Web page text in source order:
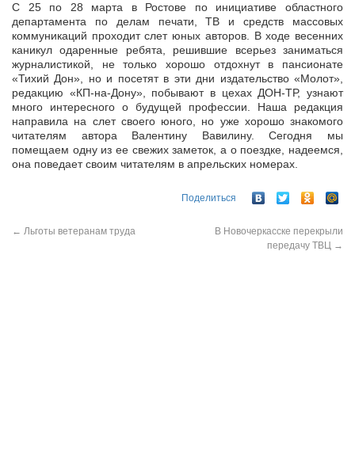
С 25 по 28 марта в Ростове по инициативе областного
департамента по делам печати, ТВ и средств массовых
коммуникаций проходит слет юных авторов. В ходе весенних
каникул одаренные ребята, решившие всерьез заниматься
журналистикой, не только хорошо отдохнут в пансионате
«Тихий Дон», но и посетят в эти дни издательство «Молот»,
редакцию «КП-на-Дону», побывают в цехах ДОН-ТР, узнают
много интересного о будущей профессии. Наша редакция
направила на слет своего юного, но уже хорошо знакомого
читателям автора Валентину Вавилину. Сегодня мы
помещаем одну из ее свежих заметок, а о поездке, надеемся,
она поведает своим читателям в апрельских номерах.
Поделиться
← Льготы ветеранам труда
В Новочеркасске перекрыли
передачу ТВЦ →